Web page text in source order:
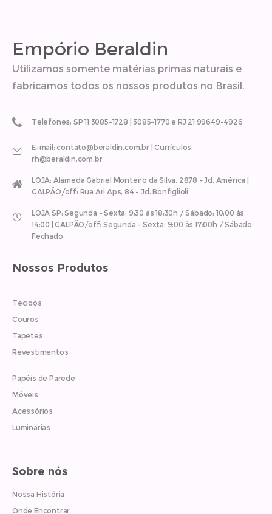
Empório Beraldin
Utilizamos somente matérias primas naturais e
fabricamos todos os nossos produtos no Brasil.
Telefones: SP 11 3085-1728 | 3085-1770 e RJ 21 99649-4926
E-mail: contato@beraldin.com.br | Currículos:
rh@beraldin.com.br
LOJA: Alameda Gabriel Monteiro da Silva, 2878 – Jd. América |
GALPÃO/off: Rua Ari Aps, 84 - Jd. Bonfiglioli
LOJA SP: Segunda - Sexta: 9:30 às 18:30h / Sábado: 10:00 às
14:00 | GALPÃO/off: Segunda - Sexta: 9:00 às 17:00h / Sábado:
Fechado
Nossos Produtos
Tecidos
Couros
Tapetes
Revestimentos
Papéis de Parede
Móveis
Acessórios
Luminárias
Sobre nós
Nossa História
Onde Encontrar